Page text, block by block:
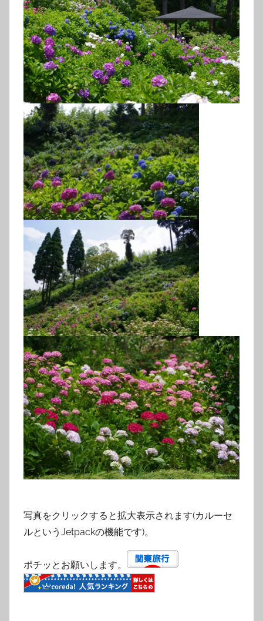
写真をクリックすると拡大表示されます(カルーセ
ルというJetpackの機能です)。
ポチッとお願いします。